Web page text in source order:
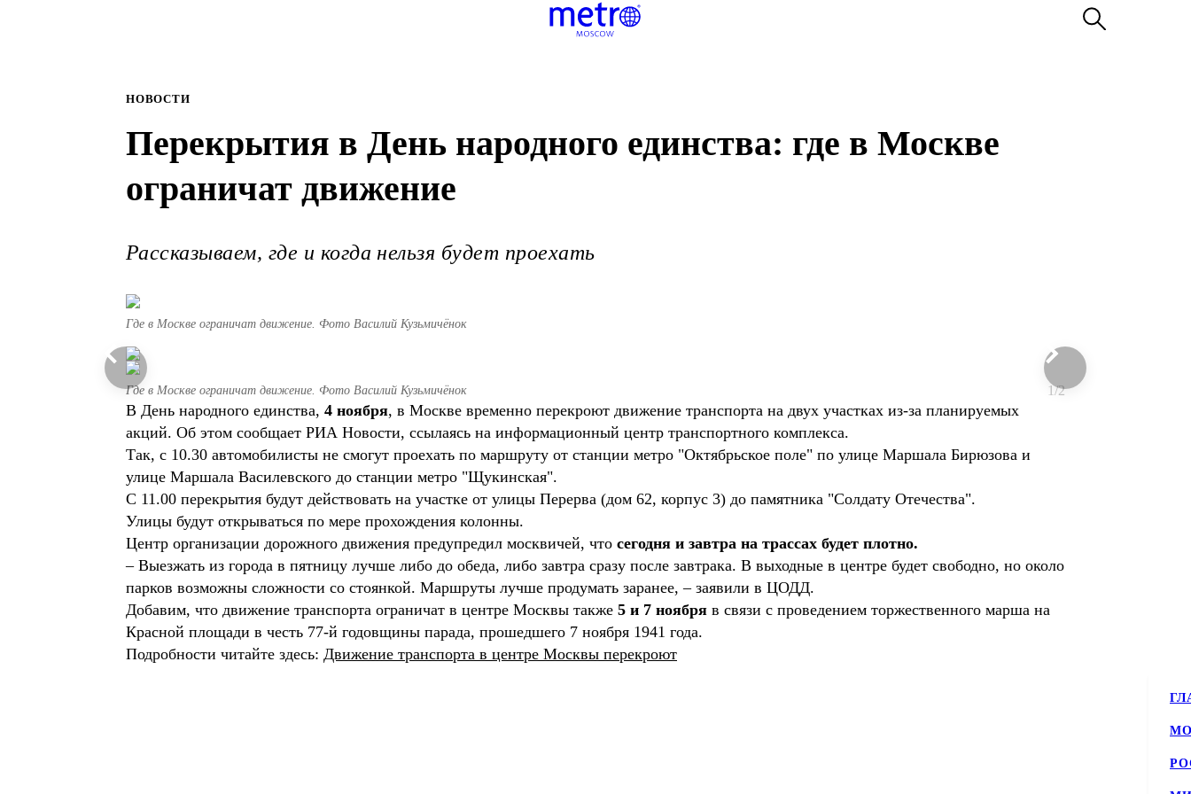
НОВОСТИ
Перекрытия в День народного единства: где в Москве
ограничат движение
Рассказываем, где и когда нельзя будет проехать
Где в Москве ограничат движение. Фото Василий Кузьмичёнок
Где в Москве ограничат движение. Фото Василий Кузьмичёнок 1/2
В День народного единства, 4 ноября, в Москве временно перекроют движение транспорта на двух участках из-за планируемых
акций. Об этом сообщает РИА Новости, ссылаясь на информационный центр транспортного комплекса.
Так, с 10.30 автомобилисты не смогут проехать по маршруту от станции метро "Октябрьское поле" по улице Маршала Бирюзова и
улице Маршала Василевского до станции метро "Щукинская".
С 11.00 перекрытия будут действовать на участке от улицы Перерва (дом 62, корпус 3) до памятника "Солдату Отечества".
Улицы будут открываться по мере прохождения колонны.
Центр организации дорожного движения предупредил москвичей, что сегодня и завтра на трассах будет плотно.
– Выезжать из города в пятницу лучше либо до обеда, либо завтра сразу после завтрака. В выходные в центре будет свободно, но около
парков возможны сложности со стоянкой. Маршруты лучше продумать заранее, – заявили в ЦОДД.
Добавим, что движение транспорта ограничат в центре Москвы также 5 и 7 ноября в связи с проведением торжественного марша на
Красной площади в честь 77-й годовщины парада, прошедшего 7 ноября 1941 года.
Подробности читайте здесь: Движение транспорта в центре Москвы перекроют